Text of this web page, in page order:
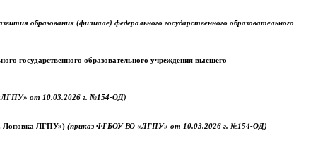
образования (филиале) федерального государственного образовательного
государственного образовательного учреждения высшего
от 10.03.2026 г. №154-ОД)
Лоповка ЛГПУ») (приказ ФГБОУ ВО «ЛГПУ» от 10.03.2026 г. №154-ОД)